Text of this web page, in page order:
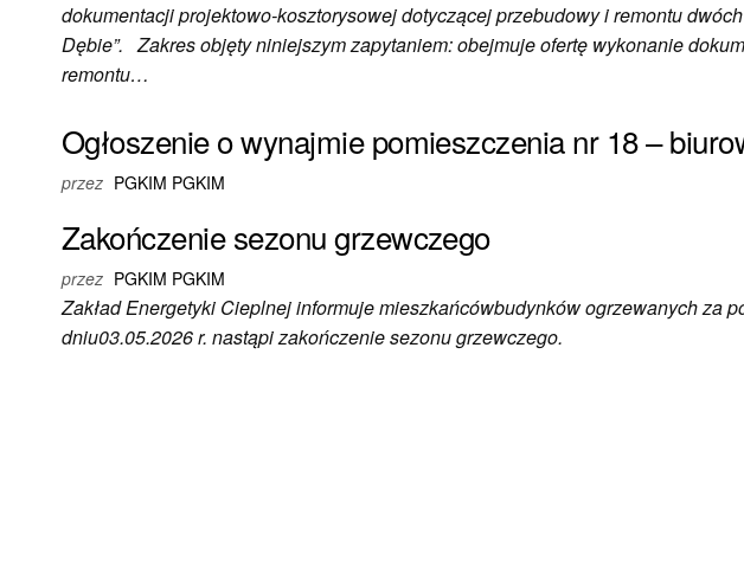
dokumentacji projektowo-kosztorysowej dotyczącej przebudowy i remontu
Dębie”. Zakres objęty niniejszym zapytaniem: obejmuje ofertę wykonanie
remontu…
Ogłoszenie o wynajmie pomieszczenia nr 18 –
przez PGKIM PGKIM
Zakończenie sezonu grzewczego
przez PGKIM PGKIM
Zakład Energetyki Cieplnej informuje mieszkańcówbudynków ogrzewanych za
dniu03.05.2026 r. nastąpi zakończenie sezonu grzewczego.